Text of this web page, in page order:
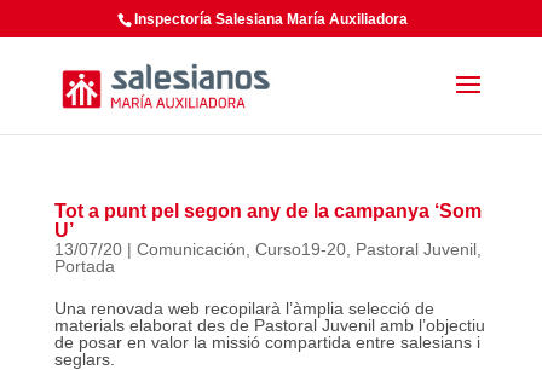
Inspectoría Salesiana María Auxiliadora
Tot a punt pel segon any de la campanya ‘Som
U’
13/07/20| Comunicación Curso19-20, Pastoral Juvenil,
Portada
Una renovada web recopilarà l’àmplia selecció de
materials elaborat des de Pastoral Juvenil amb l’objectiu
de posar en valor la missió compartida entre salesians i
seglars.